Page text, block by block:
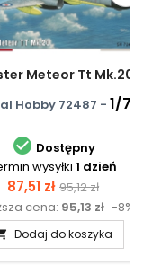
Meteor Tt Mk.20
Hobby 72487 - 1/72
 Dostępny
wysyłki 1 dzień
Cena
87,51 zł Cena
95,12 zł
cena: 95,13 zł -8%
Dodaj do koszyka